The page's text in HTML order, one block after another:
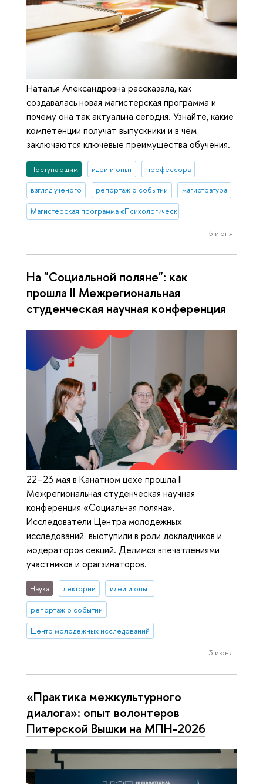
Наталья Александровна рассказала, как
создавалась новая магистерская программа и
почему она так актуальна сегодня. Узнайте, какие
компетенции получат выпускники и в чём
заключаются ключевые преимущества обучения.
Поступающим идеи и опыт профессора
взгляд ученого репортаж о событии магистратура
Магистерская программа «Психологическое сопровождение в
5 июня
На "Социальной поляне": как
прошла II Межрегиональная
студенческая научная конференция
22–23 мая в Канатном цехе прошла II
Межрегиональная студенческая научная
конференция «Социальная поляна».
Исследователи Центра молодежных
исследований выступили в роли докладчиков и
модераторов секций. Делимся впечатлениями
участников и орагзинаторов.
Наука лектории идеи и опыт
репортаж о событии
Центр молодежных исследований
3 июня
«Практика межкультурного
диалога»: опыт волонтеров
Питерской Вышки на МПН-2026